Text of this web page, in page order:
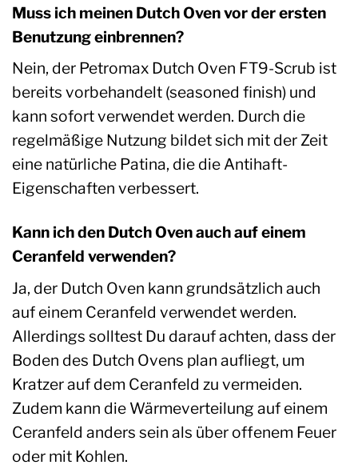
Muss ich meinen Dutch Oven vor der ersten
Benutzung einbrennen?
Nein, der Petromax Dutch Oven FT9-Scrub ist
bereits vorbehandelt (seasoned finish) und
kann sofort verwendet werden. Durch die
regelmäßige Nutzung bildet sich mit der Zeit
eine natürliche Patina, die die Antihaft-
Eigenschaften verbessert.
Kann ich den Dutch Oven auch auf einem
Ceranfeld verwenden?
Ja, der Dutch Oven kann grundsätzlich auch
auf einem Ceranfeld verwendet werden.
Allerdings solltest Du darauf achten, dass der
Boden des Dutch Ovens plan aufliegt, um
Kratzer auf dem Ceranfeld zu vermeiden.
Zudem kann die Wärmeverteilung auf einem
Ceranfeld anders sein als über offenem Feuer
oder mit Kohlen.